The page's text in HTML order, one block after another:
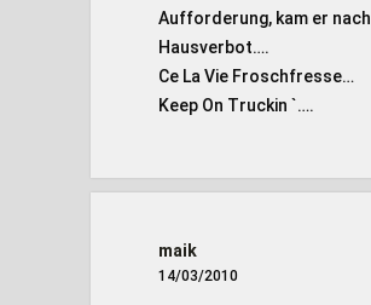
Aufforderung, kam er
Hausverbot….
Ce La Vie Froschfresse…
Keep On Truckin `….
maik
14/03/2010